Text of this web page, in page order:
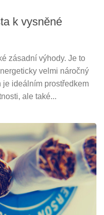
k vysněné
zásadní výhody. Je to
velmi náročný
je ideálním prostředkem
ale také...